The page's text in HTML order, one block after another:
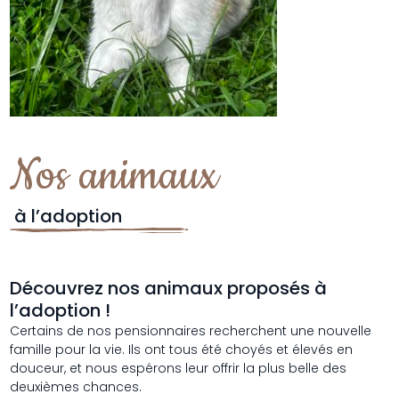
Nos animaux
à l’adoption
Découvrez nos animaux proposés à
l’adoption !
Certains de nos pensionnaires recherchent une nouvelle
famille pour la vie. Ils ont tous été choyés et élevés en
douceur, et nous espérons leur offrir la plus belle des
deuxièmes chances.